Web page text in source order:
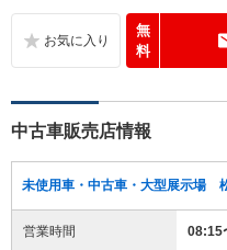
無
料
中古車販売店情報
未使用車・中古車・大型展示場
営業時間 08:15